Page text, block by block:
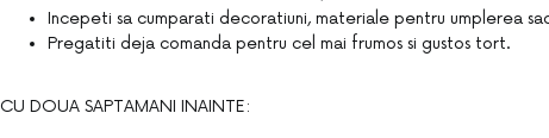
Incepeti sa cumparati decoratiuni, materiale pentru umplerea
Pregatiti deja comanda pentru cel mai frumos si gustos tort.
CU DOUA SAPTAMANI INAINTE: